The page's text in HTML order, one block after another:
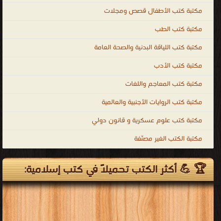
قراءة و تحميل كتب في كتب الفقه الشافعي مجانا
[ 161 كتاب/كتب ]
كتب إسلامية بلغات أخرى